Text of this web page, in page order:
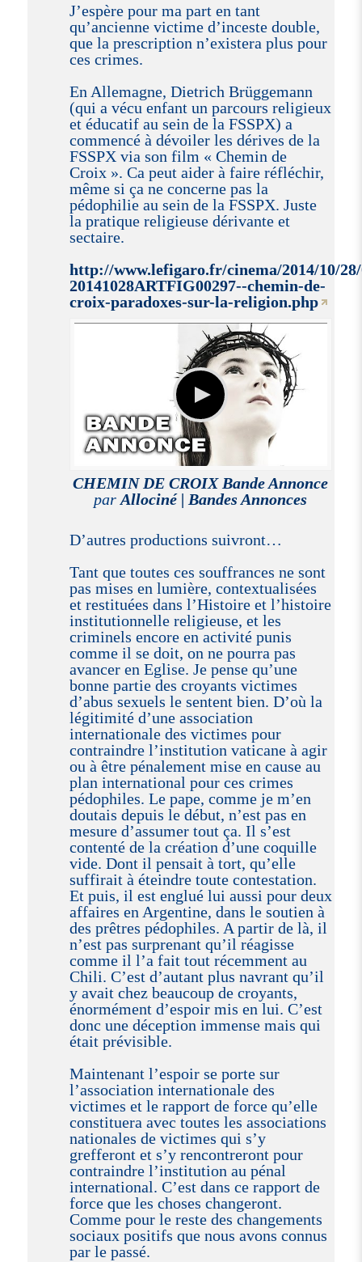
J’espère pour ma part en tant
qu’ancienne victime d’inceste double,
que la prescription n’existera plus pour
ces crimes.
En Allemagne, Dietrich Brüggemann
(qui a vécu enfant un parcours religieux
et éducatif au sein de la FSSPX) a
commencé à dévoiler les dérives de la
FSSPX via son film « Chemin de
Croix ». Ca peut aider à faire réfléchir,
même si ça ne concerne pas la
pédophilie au sein de la FSSPX. Juste
la pratique religieuse dérivante et
sectaire.
http://www.lefigaro.fr/cinema/2014/10/28/
20141028ARTFIG00297--chemin-de-
croix-paradoxes-sur-la-religion.php
CHEMIN DE CROIX Bande Annonce
par Allociné | Bandes Annonces
D’autres productions suivront…
Tant que toutes ces souffrances ne sont
pas mises en lumière, contextualisées
et restituées dans l’Histoire et l’histoire
institutionnelle religieuse, et les
criminels encore en activité punis
comme il se doit, on ne pourra pas
avancer en Eglise. Je pense qu’une
bonne partie des croyants victimes
d’abus sexuels le sentent bien. D’où la
légitimité d’une association
internationale des victimes pour
contraindre l’institution vaticane à agir
ou à être pénalement mise en cause au
plan international pour ces crimes
pédophiles. Le pape, comme je m’en
doutais depuis le début, n’est pas en
mesure d’assumer tout ça. Il s’est
contenté de la création d’une coquille
vide. Dont il pensait à tort, qu’elle
suffirait à éteindre toute contestation.
Et puis, il est englué lui aussi pour deux
affaires en Argentine, dans le soutien à
des prêtres pédophiles. A partir de là, il
n’est pas surprenant qu’il réagisse
comme il l’a fait tout récemment au
Chili. C’est d’autant plus navrant qu’il
y avait chez beaucoup de croyants,
énormément d’espoir mis en lui. C’est
donc une déception immense mais qui
était prévisible.
Maintenant l’espoir se porte sur
l’association internationale des
victimes et le rapport de force qu’elle
constituera avec toutes les associations
nationales de victimes qui s’y
grefferont et s’y rencontreront pour
contraindre l’institution au pénal
international. C’est dans ce rapport de
force que les choses changeront.
Comme pour le reste des changements
sociaux positifs que nous avons connus
par le passé.